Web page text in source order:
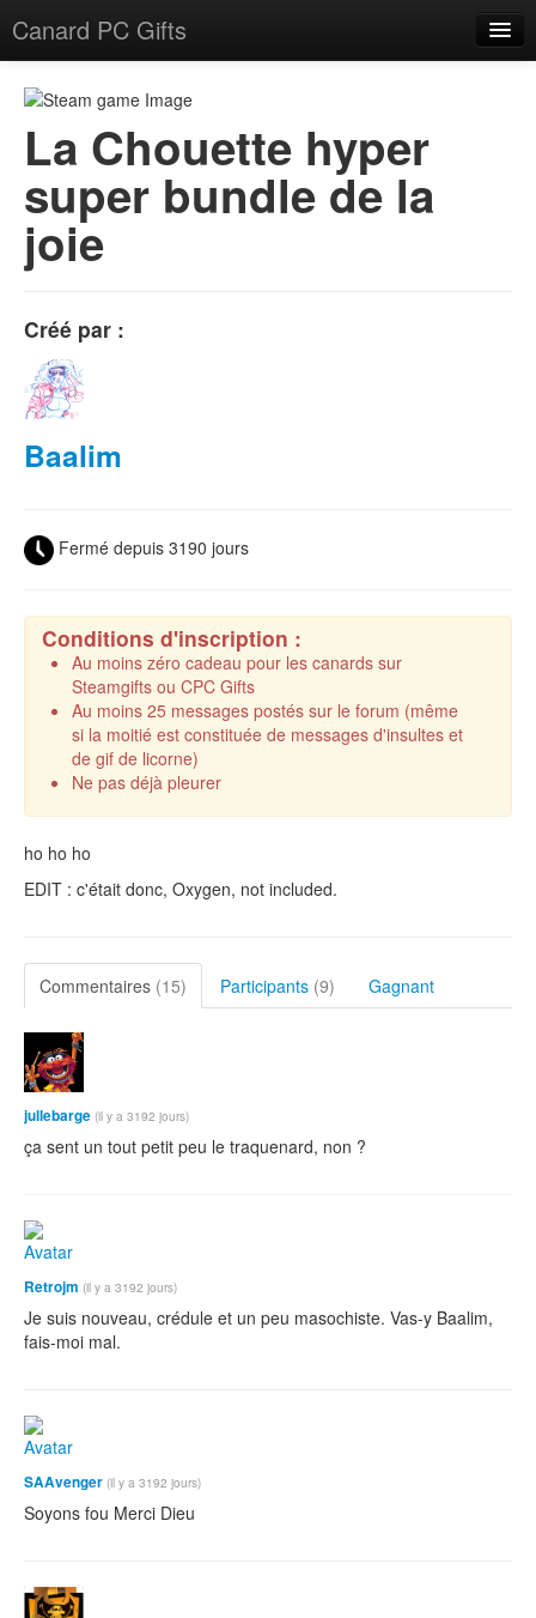
Canard PC Gifts
La Chouette hyper
super bundle de la
joie
Créé par :
Baalim
Fermé depuis 3190 jours
Conditions d'inscription :
Au moins zéro cadeau pour les canards sur
Steamgifts ou CPC Gifts
Au moins 25 messages postés sur le forum (même
si la moitié est constituée de messages d'insultes et
de gif de licorne)
Ne pas déjà pleurer
ho ho ho
EDIT : c'était donc, Oxygen, not included.
Commentaires (15) Participants (9) Gagnant
jullebarge (il y a 3192 jours)
ça sent un tout petit peu le traquenard, non ?
Retrojm (il y a 3192 jours)
Je suis nouveau, crédule et un peu masochiste. Vas-y Baalim,
fais-moi mal.
SAAvenger (il y a 3192 jours)
Soyons fou Merci Dieu